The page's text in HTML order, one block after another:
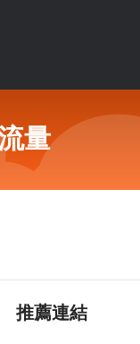
量
推薦連結